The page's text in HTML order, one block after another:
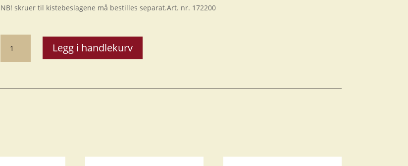
NB! skruer til kistebeslagene må bestilles separat.Art. nr. 172200
front
50
Legg i handlekurv